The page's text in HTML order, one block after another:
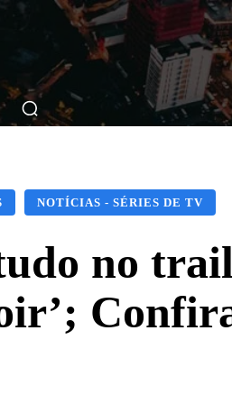
Matérias Nos Cinemas
NOTÍCIAS - SÉRIES DE TV
no